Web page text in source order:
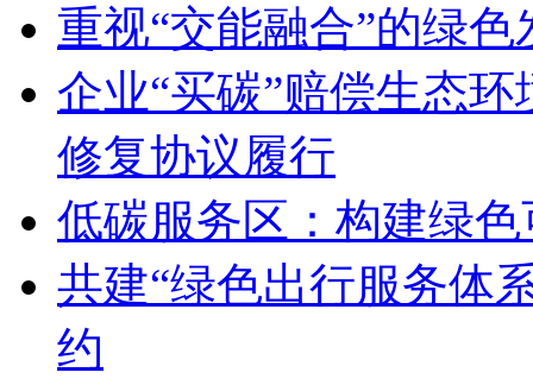
重视“交能融合”的绿色
企业“买碳”赔偿生态
修复协议履行
低碳服务区：构建绿
共建“绿色出行服务体
约